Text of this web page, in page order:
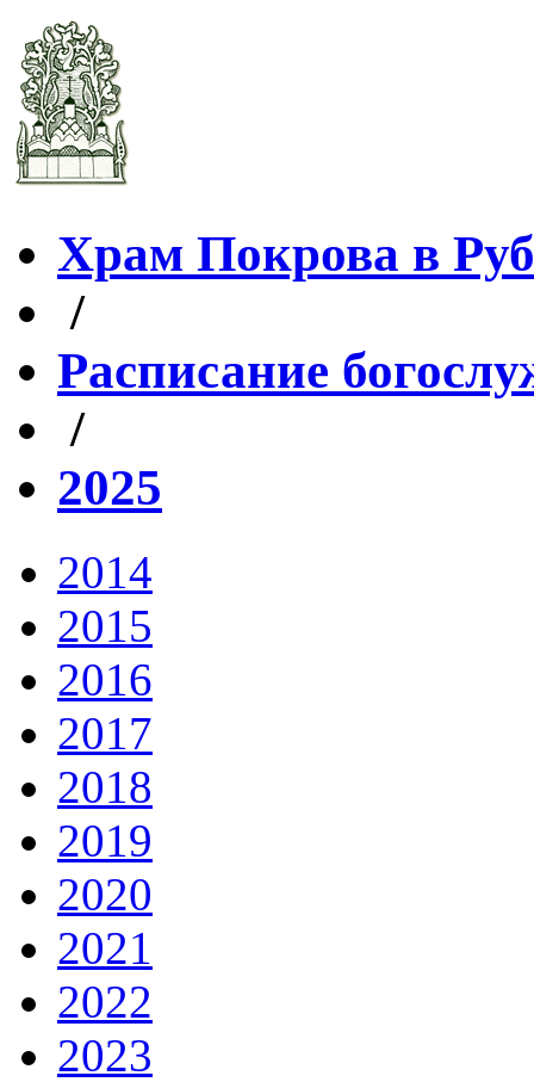
Храм Покрова в
/
Расписание
/
2025
2014
2015
2016
2017
2018
2019
2020
2021
2022
2023